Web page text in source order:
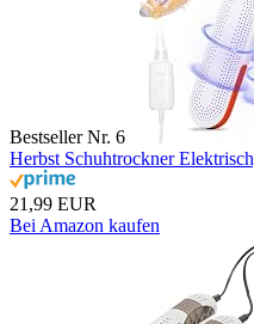
Bestseller Nr. 6
Herbst Schuhtrockner
21,99 EUR
Bei Amazon kaufen